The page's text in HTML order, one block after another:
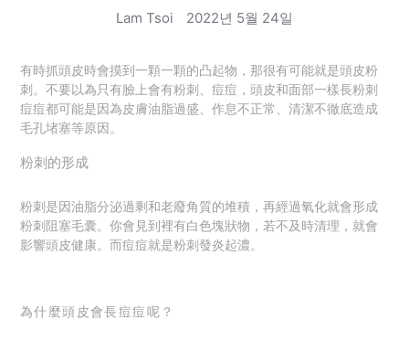
Lam Tsoi 2022년 5월 24일
有時抓頭皮時會摸到一顆一顆的凸起物， 那很有可能就是頭皮粉
刺。 不要以為只有臉上會有粉刺、痘痘，頭皮和面部一樣長粉刺
痘痘都可能是因為皮膚油脂過盛、作息不正常、清潔不徹底造成
毛孔堵塞等原因。
粉刺的形成
粉刺是因油脂分泌過剩和老廢角質的堆積，再經過氧化就會形成
粉刺阻塞毛囊。你會見到裡有白色塊狀物，若不及時清理，就會
影響頭皮健康。而痘痘就是粉刺發炎起濃。
為什麼頭皮會長痘痘呢？